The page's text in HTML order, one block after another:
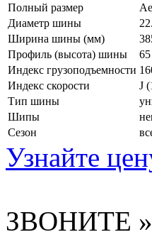
Полный размер
Диаметр шины
Ширина шины (мм)
Профиль (высота) шины
65
Индекс грузоподъемности
Индекс скорости
J
Тип шины
Шипы
Сезон
Узнайте
ЗВОНИТЕ »